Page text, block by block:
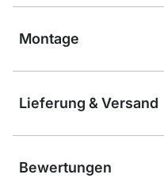
Montage
Lieferung & Versand
Bewertungen